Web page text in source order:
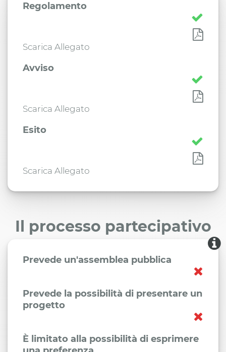
Regolamento
Scarica Allegato
Avviso
Scarica Allegato
Esito
Scarica Allegato
Il processo partecipativo
Prevede un'assemblea pubblica
Prevede la possibilità di presentare un
progetto
È limitato alla possibilità di esprimere